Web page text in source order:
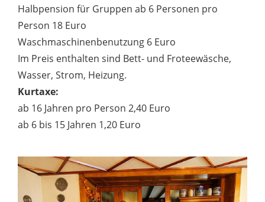
Halbpension für Gruppen ab 6 Personen pro
Person 18 Euro
Waschmaschinenbenutzung 6 Euro
Im Preis enthalten sind Bett- und Froteewäsche,
Wasser, Strom, Heizung.
Kurtaxe:
ab 16 Jahren pro Person 2,40 Euro
ab 6 bis 15 Jahren 1,20 Euro